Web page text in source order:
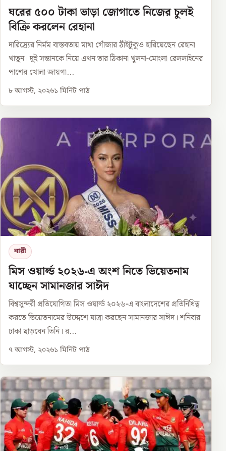
ঘরের ৫০০ টাকা ভাড়া জোগাতে নিজের চুলই
বিক্রি করলেন রেহানা
দারিদ্র্যের নির্মম বাস্তবতায় মাথা গোঁজার ঠাঁইটুকুও হারিয়েছেন রেহানা
খাতুন। দুই সন্তানকে নিয়ে এখন তার ঠিকানা খুলনা-মোংলা রেললাইনের
পাশের খোলা জায়গা...
৮ আগস্ট, ২০২৬১ মিনিট পাঠ
নারী
মিস ওয়ার্ল্ড ২০২৬-এ অংশ নিতে ভিয়েতনাম
যাচ্ছেন সামানজার সাঈদ
বিশ্বসুন্দরী প্রতিযোগিতা মিস ওয়ার্ল্ড ২০২৬-এ বাংলাদেশের প্রতিনিধিত্ব
করতে ভিয়েতনামের উদ্দেশে যাত্রা করছেন সামানজার সাঈদ। শনিবার
ঢাকা ছাড়বেন তিনি। র...
৭ আগস্ট, ২০২৬১ মিনিট পাঠ